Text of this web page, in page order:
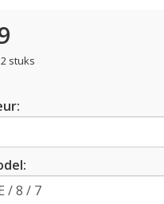
stuks